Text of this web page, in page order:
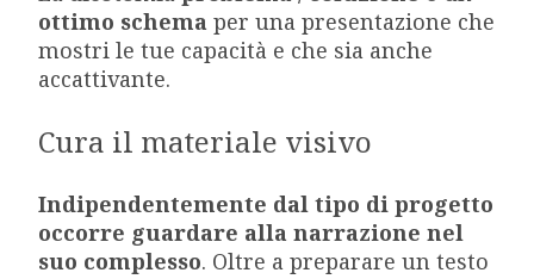
ottimo schema per una presentazione che
mostri le tue capacità e che sia anche
accattivante.
Cura il materiale visivo
Indipendentemente dal tipo di progetto
occorre guardare alla narrazione nel
suo complesso. Oltre a preparare un testo